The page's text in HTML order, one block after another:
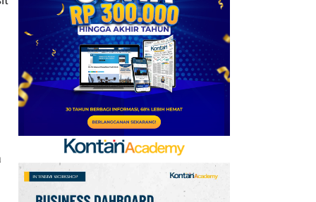
Hadiah Timnas Yordania
yang Tertunda 8 Bulan
7
Cek Kode Redeem EA FC
Mobile Update 7 Agustus
2026: Klaim Ribuan
Gems Gratis!
Klasemen Grup A Piala
AFF 2026: Ini Skenario
Indonesia Lolos ke